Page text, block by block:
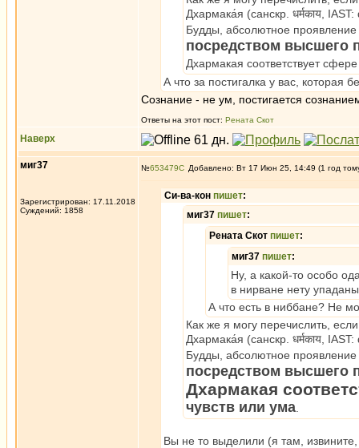
Дхармака́я (санскр. धर्मकाय,
Будды, абсолютное
посредством высшего
Дхармакая соответствует
А что за постигалка у вас, которая
Сознание - не ум, постигается
Ответы на этот пост: Рената Скот
Наверх
миг37
Зарегистрирован: 17.11.2018
Суждений: 1858
№653479 Добавлено: Вт 17 Июн 25, 14:49 (1 год
Си-ва-кон пишет:
миг37 пишет:
Рената Скот пишет:
миг37 пишет:
Ну, а какой-то особо
в нирване нету
А что есть в ниббане? Не
Как же я могу перечислить,
Дхармака́я (санскр. धर्मकाय,
Будды, абсолютное
посредством высшего
Дхармакая
чувств или ума
Вы не то выделили (я там,